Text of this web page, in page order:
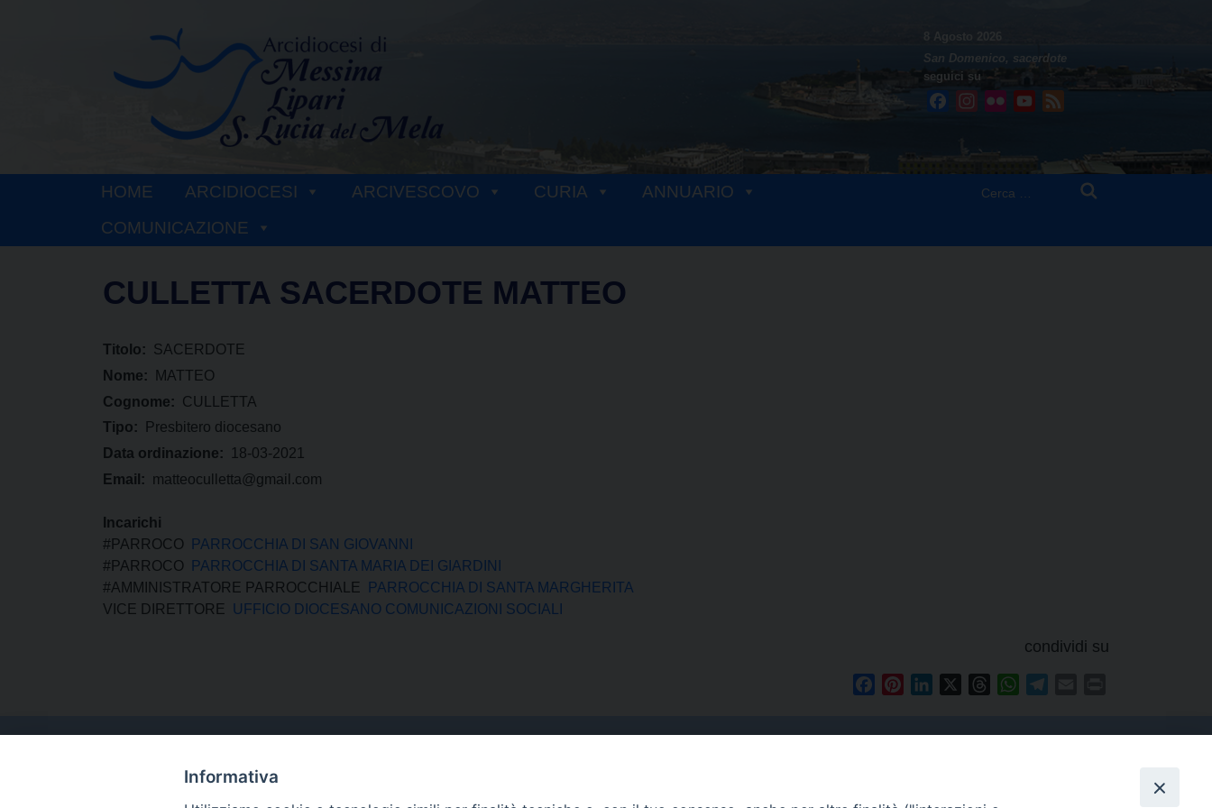
8 Agosto 2026
San Domenico, sacerdote
seguici su
FacebookInstagram
Flickr YouTube
HOME ARCIDIOCESI ARCIVESCOVO CURIA
ANNUARIO
COMUNICAZIONE
CULLETTA SACERDOTE MATTEO
Titolo: SACERDOTE
Nome:
MATTEO
Cognome: CULLETTA
Tipo:
Presbitero diocesano
Data ordinazione:
18-03-2021
Email: matteoculletta@gmail.com
Incarichi
#PARROCO
PARROCCHIA DI SAN GIOVANNI
#PARROCO
PARROCCHIA DI SANTA MARIA DEI GIARDINI
#AMMINISTRATORE PARROCCHIALE
PARROCCHIA DI SANTA MARGHERITA
VICE DIRETTORE
UFFICIO DIOCESANO COMUNICAZIONI SOCIALI
condividi su
FacebookPinterestLinkedIn ThreadsWhatsApp
Informativa